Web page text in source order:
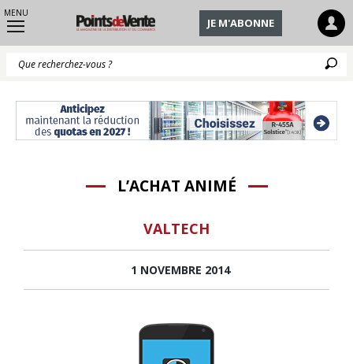
MENU
JE M'ABONNE
L’ACHAT ANIMÉ
VALTECH
1 NOVEMBRE 2014